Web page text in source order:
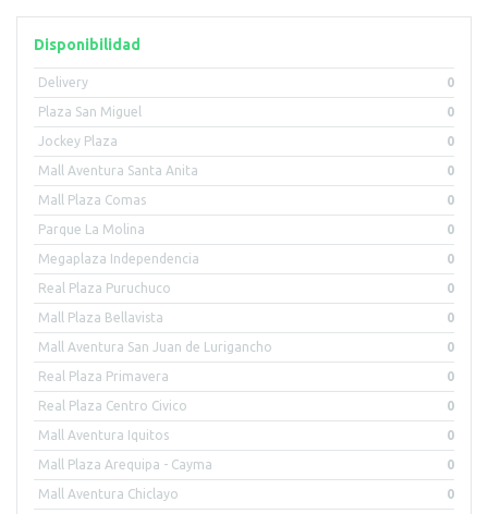
Disponibilidad
Delivery 0
Plaza San Miguel 0
Jockey Plaza 0
Mall Aventura Santa Anita 0
Mall Plaza Comas 0
Parque La Molina 0
Megaplaza Independencia 0
Real Plaza Puruchuco 0
Mall Plaza Bellavista 0
Mall Aventura San Juan de Lurigancho 0
Real Plaza Primavera 0
Real Plaza Centro Civico 0
Mall Aventura Iquitos 0
Mall Plaza Arequipa - Cayma 0
Mall Aventura Chiclayo 0